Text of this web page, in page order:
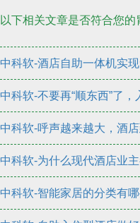
以下相关文章是否符合您的
中科软-酒店自助一体机实
中科软-呼声越来越大，酒
中科软-为什么现代酒店业
中科软-智能家居的分类有哪